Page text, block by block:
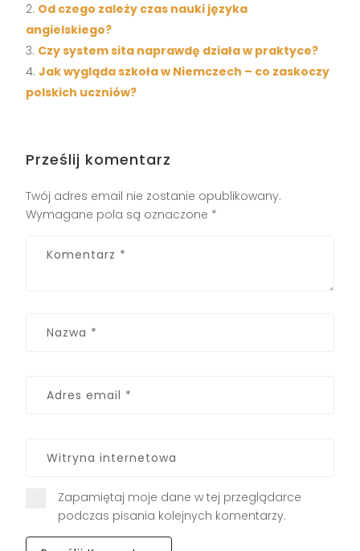
Od czego zależy czas nauki języka
angielskiego?
Czy system sita naprawdę działa w praktyce?
Jak wygląda szkoła w Niemczech – co zaskoczy
polskich uczniów?
Prześlij komentarz
Twój adres email nie zostanie opublikowany.
Wymagane pola są oznaczone *
Zapamiętaj moje dane w tej przeglądarce
podczas pisania kolejnych komentarzy.